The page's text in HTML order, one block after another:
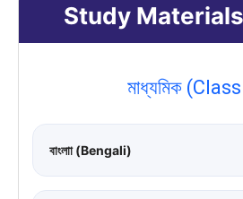
Study
মাধ্যমিক
বাংলাা (Bengali)